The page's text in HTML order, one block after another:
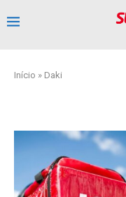
Início » Daki